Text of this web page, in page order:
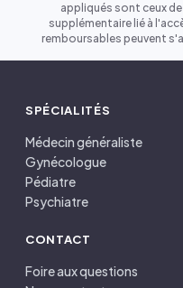
appliqués sont ceux
supplémentaire lié à
remboursables peuvent
SPÉCIALITÉS
Médecin généraliste
Gynécologue
Pédiatre
Psychiatre
CONTACT
Foire aux questions